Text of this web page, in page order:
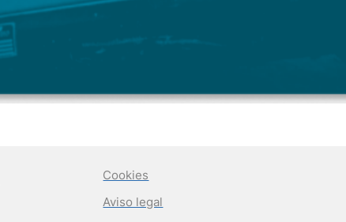
Cookies
Aviso legal